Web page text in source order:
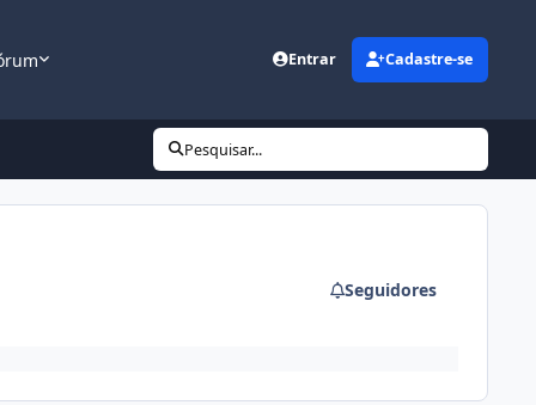
Entrar Cadastre-se
Pesquisar...
Seguidores